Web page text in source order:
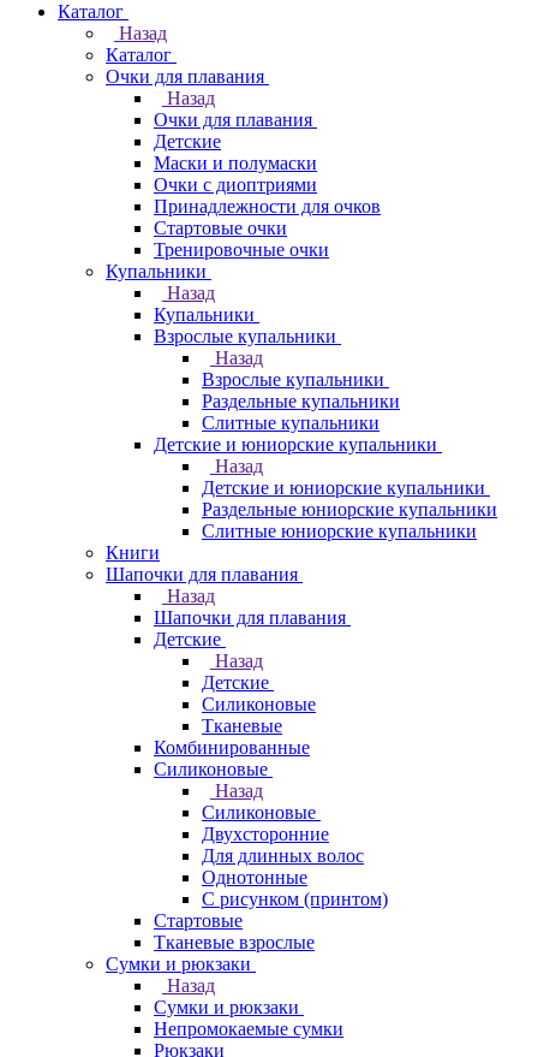
Каталог
Назад
Каталог
Очки для плавания
Назад
Очки для плавания
Детские
Маски и полумаски
Очки с диоптриями
Принадлежности для очков
Стартовые очки
Тренировочные очки
Купальники
Назад
Купальники
Взрослые купальники
Назад
Взрослые купальники
Раздельные купальники
Слитные купальники
Детские и юниорские купальники
Назад
Детские и юниорские купальники
Раздельные юниорские купальники
Слитные юниорские купальники
Книги
Шапочки для плавания
Назад
Шапочки для плавания
Детские
Назад
Детские
Силиконовые
Тканевые
Комбинированные
Силиконовые
Назад
Силиконовые
Двухсторонние
Для длинных волос
Однотонные
С рисунком (принтом)
Стартовые
Тканевые взрослые
Сумки и рюкзаки
Назад
Сумки и рюкзаки
Непромокаемые сумки
Рюкзаки